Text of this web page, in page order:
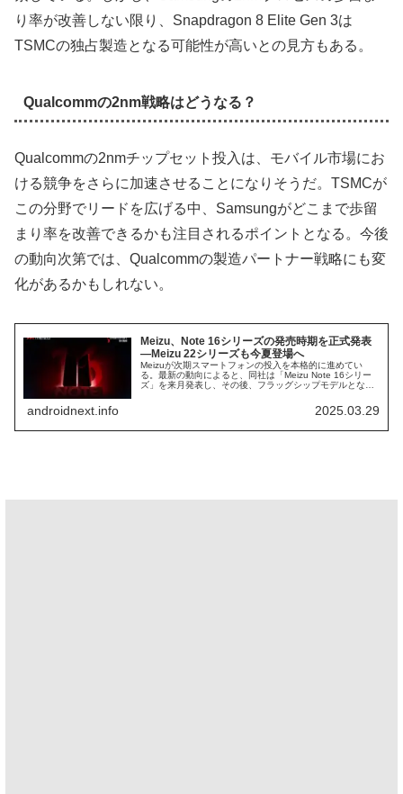
り率が改善しない限り、Snapdragon 8 Elite Gen 3は
TSMCの独占製造となる可能性が高いとの見方もある。
Qualcommの2nm戦略はどうなる？
Qualcommの2nmチップセット投入は、モバイル市場にお
ける競争をさらに加速させることになりそうだ。TSMCが
この分野でリードを広げる中、Samsungがどこまで歩留
まり率を改善できるかも注目されるポイントとなる。今後
の動向次第では、Qualcommの製造パートナー戦略にも変
化があるかもしれない。
Meizu、Note 16シリーズの発売時期を正式発表
—Meizu 22シリーズも今夏登場へ
Meizuが次期スマートフォンの投入を本格的に進めてい
る。最新の動向によると、同社は「Meizu Note 16シリー
ズ」を来月発表し、その後、フラッグシップモデルとなる
は、それぞれのモデルについて現時点で判明している情報
androidnext.info 2025.03.29